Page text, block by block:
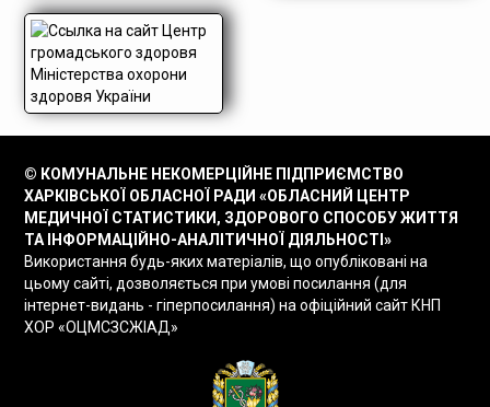
© КОМУНАЛЬНЕ НЕКОМЕРЦІЙНЕ ПІДПРИЄМСТВО
ХАРКІВСЬКОЇ ОБЛАСНОЇ РАДИ «ОБЛАСНИЙ ЦЕНТР
МЕДИЧНОЇ СТАТИСТИКИ, ЗДОРОВОГО СПОСОБУ ЖИТТЯ
ТА ІНФОРМАЦІЙНО-АНАЛІТИЧНОЇ ДІЯЛЬНОСТІ»
Використання будь-яких матеріалів, що опубліковані на
цьому сайті, дозволяється при умові посилання (для
інтернет-видань - гіперпосилання) на офіційний сайт КНП
ХОР «ОЦМСЗСЖІАД»